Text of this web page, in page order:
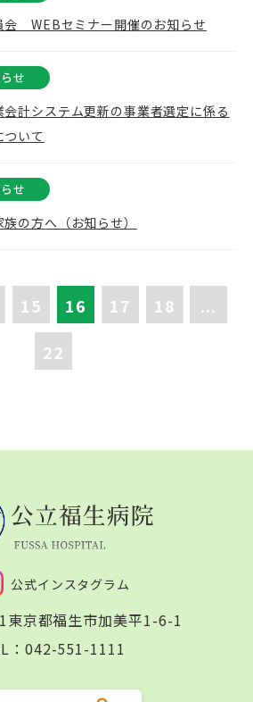
会 WEBセミナー開催のお知らせ
せ
計システム更新の事業者選定に係る
いて
せ
の方へ（お知らせ）
15 16 17 18
...
22
公式インスタグラム
東京都福生市加美平1-6-1
： 042-551-1111